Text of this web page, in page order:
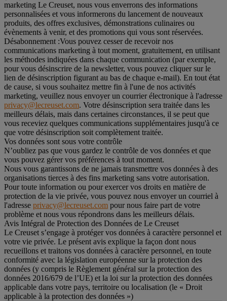
marketing Le Creuset, nous vous enverrons des informations
personnalisées et vous informerons du lancement de nouveaux
produits, des offres exclusives, démonstrations culinaires ou
évènements à venir, et des promotions qui vous sont réservées.
Désabonnement :Vous pouvez cesser de recevoir nos
communications marketing à tout moment, gratuitement, en utilisant
les méthodes indiquées dans chaque communication (par exemple,
pour vous désinscrire de la newsletter, vous pouvez cliquer sur le
lien de désinscription figurant au bas de chaque e-mail). En tout état
de cause, si vous souhaitez mettre fin à l'une de nos activités
marketing, veuillez nous envoyer un courrier électronique à l'adresse
privacy@lecreuset.com. Votre désinscription sera traitée dans les
meilleurs délais, mais dans certaines circonstances, il se peut que
vous receviez quelques communications supplémentaires jusqu'à ce
que votre désinscription soit complètement traitée.
Vos données sont sous votre contrôle
N’oubliez pas que vous gardez le contrôle de vos données et que
vous pouvez gérer vos préférences à tout moment.
Nous vous garantissons de ne jamais transmettre vos données à des
organisations tierces à des fins marketing sans votre autorisation.
Pour toute information ou pour exercer vos droits en matière de
protection de la vie privée, vous pouvez nous envoyer un courriel à
l'adresse privacy@lecreuset.com pour nous faire part de votre
problème et nous vous répondrons dans les meilleurs délais.
Avis Intégral de Protection des Données de Le Creuset
Le Creuset s’engage à protéger vos données à caractère personnel et
votre vie privée. Le présent avis explique la façon dont nous
recueillons et traitons vos données à caractère personnel, en toute
conformité avec la législation européenne sur la protection des
données (y compris le Règlement général sur la protection des
données 2016/679 de l’UE) et la loi sur la protection des données
applicable dans votre pays, territoire ou localisation (le « Droit
applicable à la protection des données »)